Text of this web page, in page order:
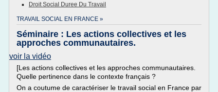
Droit Social Duree Du Travail
TRAVAIL SOCIAL EN FRANCE »
Séminaire : Les actions collectives et les
approches communautaires.
voir la vidéo
[Les actions collectives et les approches communautaires.
Quelle pertinence dans le contexte français ?
On a coutume de caractériser le travail social en France par